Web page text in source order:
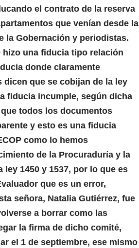
el contrato de la reserva
que venían desde la
la Gobernación y periodistas.
hizo una fiducia tipo relación
donde claramente
que se cobijan de la ley
fiducia incumple, según dicha
todos los documentos
y esto es una fiducia
como lo hemos
de la Procuraduría y la
1450 y 1537, por lo que es
que es un error,
señora, Natalia Gutiérrez, fue
a borrar como las
la firma de dicho comité,
el 1 de septiembre, ese mismo